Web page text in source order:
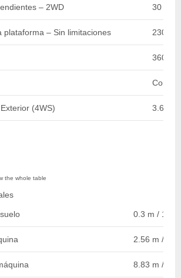
– 2WD 30 %
plataforma – Sin limitaciones 230 kg
360
(4WS) 3.60 m
0.3 m / 1 ft
2.56 m / 8 ft
8.83 m / 29